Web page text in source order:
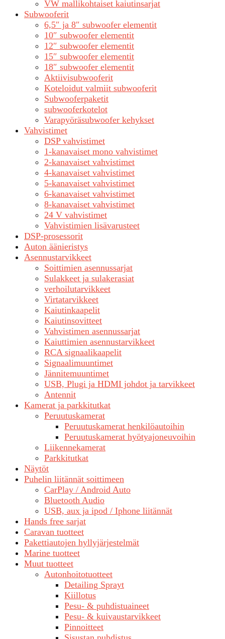
VW mallikohtaiset kaiutinsarjat
Subwooferit
6,5″ ja 8″ subwoofer elementit
10″ subwoofer elementit
12″ subwoofer elementit
15″ subwoofer elementit
18″ subwoofer elementit
Aktiivisubwooferit
Koteloidut valmiit subwooferit
Subwooferpaketit
subwooferkotelot
Varapyöräsubwoofer kehykset
Vahvistimet
DSP vahvistimet
1-kanavaiset mono vahvistimet
2-kanavaiset vahvistimet
4-kanavaiset vahvistimet
5-kanavaiset vahvistimet
6-kanavaiset vahvistimet
8-kanavaiset vahvistimet
24 V vahvistimet
Vahvistimien lisävarusteet
DSP-prosessorit
Auton äänieristys
Asennustarvikkeet
Soittimien asennussarjat
Sulakkeet ja sulakerasiat
verhoilutarvikkeet
Virtatarvikkeet
Kaiutinkaapelit
Kaiutinsovitteet
Vahvistimen asennussarjat
Kaiuttimien asennustarvikkeet
RCA signaalikaapelit
Signaalimuuntimet
Jännitemuuntimet
USB, Plugi ja HDMI johdot ja tarvikkeet
Antennit
Kamerat ja parkkitutkat
Peruutuskamerat
Peruutuskamerat henkilöautoihin
Peruutuskamerat hyötyajoneuvoihin
Liikennekamerat
Parkkitutkat
Näytöt
Puhelin liitännät soittimeen
CarPlay / Android Auto
Bluetooth Audio
USB, aux ja ipod / Iphone liitännät
Hands free sarjat
Caravan tuotteet
Pakettiautojen hyllyjärjestelmät
Marine tuotteet
Muut tuotteet
Autonhoitotuotteet
Detailing Sprayt
Kiillotus
Pesu- & puhdistuaineet
Pesu- & kuivaustarvikkeet
Pinnoitteet